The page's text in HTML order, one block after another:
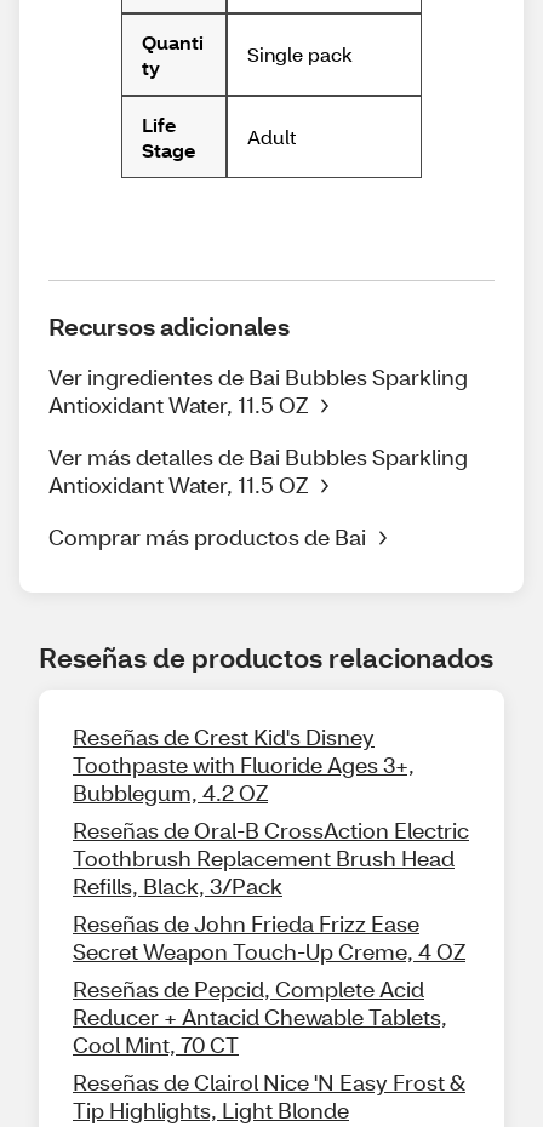
Quanti
ty
Single pack
Life
Stage
Adult
Recursos adicionales
Ver ingredientes de Bai Bubbles Sparkling
Antioxidant Water, 11.5 OZ
Ver más detalles de Bai Bubbles Sparkling
Antioxidant Water, 11.5 OZ
Comprar más productos de Bai
Reseñas de productos relacionados
Reseñas de Crest Kid's Disney
Toothpaste with Fluoride Ages 3+,
Bubblegum, 4.2 OZ
Reseñas de Oral-B CrossAction Electric
Toothbrush Replacement Brush Head
Refills, Black, 3/Pack
Reseñas de John Frieda Frizz Ease
Secret Weapon Touch-Up Creme, 4 OZ
Reseñas de Pepcid, Complete Acid
Reducer + Antacid Chewable Tablets,
Cool Mint, 70 CT
Reseñas de Clairol Nice 'N Easy Frost &
Tip Highlights, Light Blonde